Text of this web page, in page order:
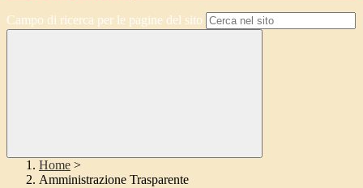
Campo di ricerca per le pagine del sito
Home >
Amministrazione Trasparente